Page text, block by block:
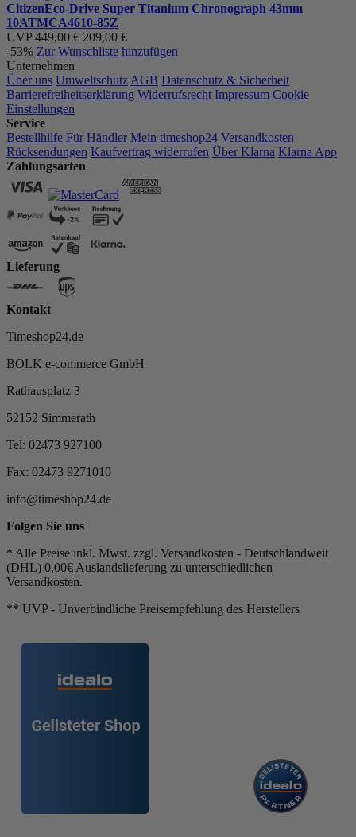
CitizenEco-Drive Super Titanium Chronograph 43mm
10ATMCA4610-85Z
UVP 449,00 € 209,00 €
-53% Zur Wunschliste hinzufügen
Unternehmen
Über uns Umweltschutz AGB Datenschutz & Sicherheit
Barrierefreiheitserklärung Widerrufsrecht Impressum Cookie
Einstellungen
Service
Bestellhilfe Für Händler Mein timeshop24 Versandkosten
Rücksendungen Kaufvertrag widerrufen Über Klarna Klarna App
Zahlungsarten
Lieferung
Kontakt
Timeshop24.de
BOLK e-commerce GmbH
Rathausplatz 3
52152 Simmerath
Tel: 02473 927100
Fax: 02473 9271010
info@timeshop24.de
Folgen Sie uns
* Alle Preise inkl. Mwst. zzgl. Versandkosten - Deutschlandweit
(DHL) 0,00€ Auslandslieferung zu unterschiedlichen
Versandkosten.
** UVP - Unverbindliche Preisempfehlung des Herstellers